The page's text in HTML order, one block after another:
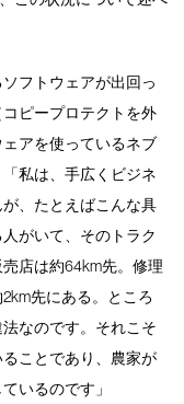
フトウェアが出回っ
ピープロテクトを外
アを使っているネブ
私は、手広くビジネ
、たとえばこんな具
がいて、そのトラク
店は約64km先。修理
先にある。ところ
なのです。それこそ
ことであり、農家が
いるのです」